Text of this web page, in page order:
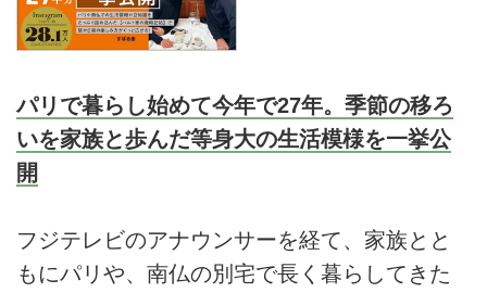
パリで暮らし始めて今年で27年。季節の移ろ
いを家族と歩んだ等身大の生活模様を一挙公
開
フジテレビのアナウンサーを経て、家族とと
もにパリや、南仏の別宅で長く暮らしてきた